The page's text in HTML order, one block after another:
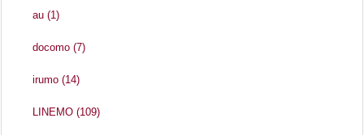
au(1)
docomo(7)
irumo(14)
LINEMO(109)